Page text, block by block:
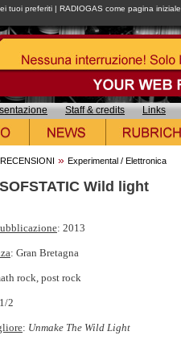
tuoi preferiti | RADIOGAS come pagina iniziale
Staff & credits Links
RECENSIONI » Experimental / Elettronica
Wild light
: 2013
: Gran Bretagna
rock, post rock
2
: Unmake The Wild Light